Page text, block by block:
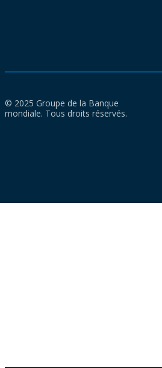
© 2025 Groupe de la Banque
mondiale. Tous droits réservés.